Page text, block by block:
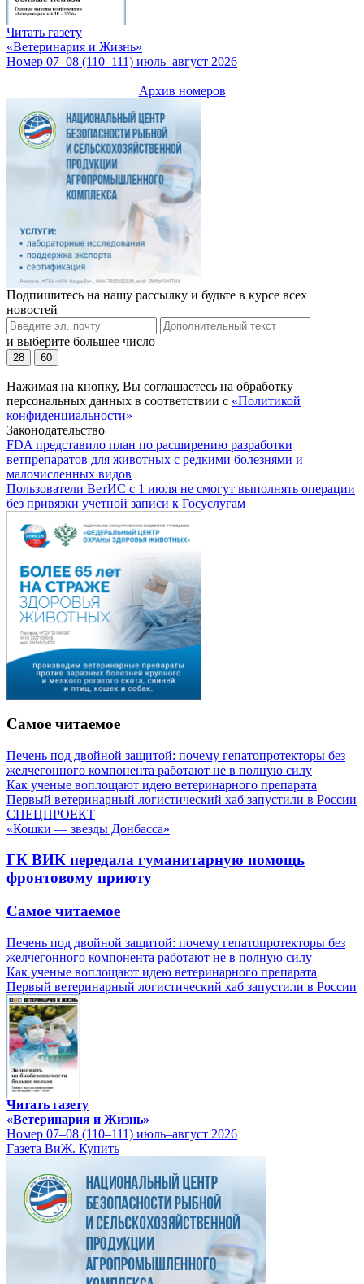
Читать газету
«Ветеринария и Жизнь»
Номер 07–08 (110–111) июль–август 2026
Архив номеров
Подпишитесь на нашу рассылку и будьте в курсе всех
новостей
и выберите большее число
28 60
Нажимая на кнопку, Вы соглашаетесь на обработку
персональных данных в соответствии с «Политикой
конфиденциальности»
Законодательство
FDA представило план по расширению разработки
ветпрепаратов для животных с редкими болезнями и
малочисленных видов
Пользователи ВетИС с 1 июля не смогут выполнять операции
без привязки учетной записи к Госуслугам
Самое читаемое
Печень под двойной защитой: почему гепатопротекторы без
желчегонного компонента работают не в полную силу
Как ученые воплощают идею ветеринарного препарата
Первый ветеринарный логистический хаб запустили в России
СПЕЦПРОЕКТ
«Кошки — звезды Донбасса»
ГК ВИК передала гуманитарную помощь
фронтовому приюту
Самое читаемое
Печень под двойной защитой: почему гепатопротекторы без
желчегонного компонента работают не в полную силу
Как ученые воплощают идею ветеринарного препарата
Первый ветеринарный логистический хаб запустили в России
Читать газету
«Ветеринария и Жизнь»
Номер 07–08 (110–111) июль–август 2026
Газета ВиЖ. Купить